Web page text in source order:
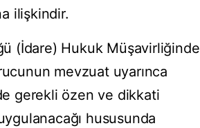
ilişkindir.
(İdare) Hukuk Müşavirliğinde
mevzuat uyarınca
gerekli özen ve dikkati
hususunda